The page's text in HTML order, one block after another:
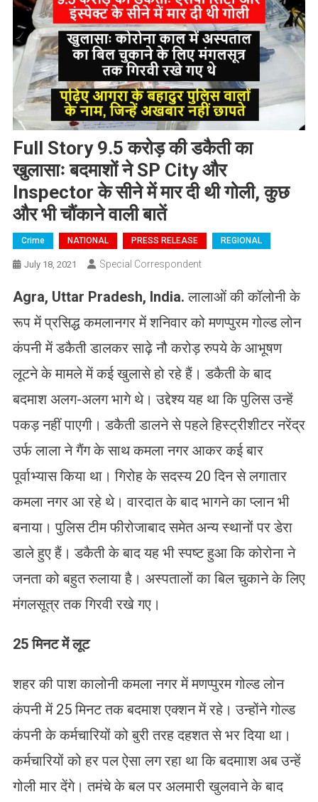
Full Story 9.5 करोड़ की डकैती का
खुलासाः बदमाशों ने SP City और
Inspector के सीने में मार दी थी गोली, कुछ
और भी चौंकाने वाली बातें
Crime NATIONAL PRESS RELEASE REGIONAL
July 18, 2021 Special Correspondent
Agra, Uttar Pradesh, India. लालाओं की कॉलोनी के
रूप में प्रसिद्ध कमलानगर में शनिवार को मणप्पुरम गोल्ड लोन
कंपनी में डकैती डालकर साढ़े नौ करोड़ रुपये के आभूषण
लूटने के मामले में कई खुलासे हो रहे हैं। डकैती के बाद
बदमाश अलग-अलग भागे थे। उद्देश्य यह था कि पुलिस उन्हें
पकड़ नहीं पाएगी। डकैती डालने से पहले हिस्ट्रीशीटर नरेंद्र
उर्फ लाला ने गैंग के साथ कमला नगर आकर कई बार
पूर्वाभ्यास किया था। गिरोह के सदस्य 20 दिन से लगातार
कमला नगर आ रहे थे। वारदात के बाद भागने का प्लान भी
बनाया। पुलिस टीम फीरोजाबाद समेत अन्य स्थानों पर डेरा
डाले हुए हैं। डकैती के बाद यह भी स्पष्ट हुआ कि कोरोना ने
जनता को बहुत रुलाया है। अस्पतालों का बिल चुकाने के लिए
मंगलसूत्र तक गिरवी रखे गए।
25 मिनट में लूट
शहर की पाश कालोनी कमला नगर में मणप्पुरम गोल्ड लोन
कंपनी में 25 मिनट तक बदमाश एक्शन में रहे। उन्होंने गोल्ड
कंपनी के कर्मचारियों को बुरी तरह दहशत से भर दिया था।
कर्मचारियों को हर पल ऐसा लग रहा था कि बदमााश अब उन्हें
गोली मार देंगे। तमंचे के बल पर अलमारी खुलवाने के बाद